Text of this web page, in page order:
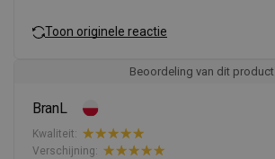
Toon originele reactie
Beoordeling van dit product
BranL
Kwaliteit:
Verschijning: